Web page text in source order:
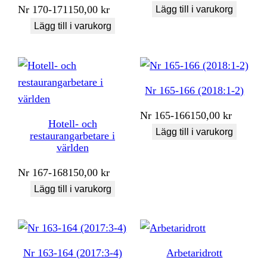
Nr 170-171150,00kr
Lägg till i varukorg
Lägg till i varukorg
Hotell- och
restaurangarbetare i
världen
Nr 167-168150,00kr
Lägg till i varukorg
Nr 165-166 (2018:1-2)
Nr 165-166150,00kr
Lägg till i varukorg
Nr 163-164 (2017:3-4) Arbetaridrott